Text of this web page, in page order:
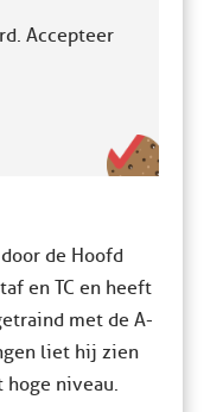
Accepteer
de Hoofd
en TC en heeft
met de A-
liet hij zien
hoge niveau.